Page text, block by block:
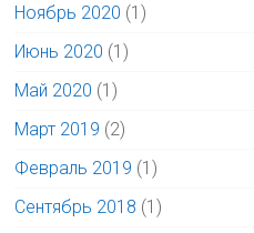
Ноябрь 2020 (1)
Июнь 2020 (1)
Май 2020 (1)
Март 2019 (2)
Февраль 2019 (1)
Сентябрь 2018 (1)